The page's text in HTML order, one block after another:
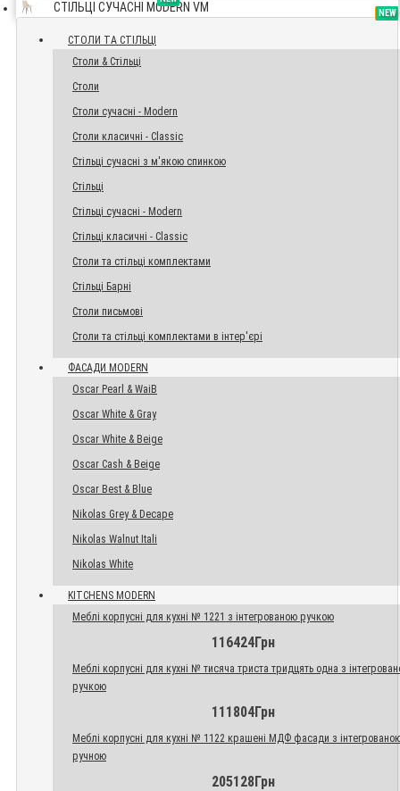
СТІЛЬЦІ СУЧАСНІ MODERN VM TOP
СТОЛИ ТА СТІЛЬЦІ
Столи & Стільці
Столи
Столи сучасні - Modern
Столи класичні - Classic
Стільці сучасні з м'якою спинкою
Стільці
Стільці сучасні - Modern
Стільці класичні - Classic
Столи та стільці комплектами
Стільці Барні
Столи письмові
Столи та стільці комплектами в інтер'єрі
NEW
ФАСАДИ MODERN
Oscar Pearl & WaiB
Oscar White & Gray
Oscar White & Beige
Oscar Cash & Beige
Oscar Best & Blue
Nikolas Grey & Decape
Nikolas Walnut Itali
Nikolas White
NEW
KITCHENS MODERN
Меблі корпусні для кухні № 1221 з інтегрованою ручкою
116424Грн
Меблі корпусні для кухні № тисяча триста тридцять одна з
ручкою
111804Грн
Меблі корпусні для кухні № 1122 крашені МДФ фасади з
ручною
205128Грн
NEW